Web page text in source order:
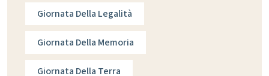
Giornata Della Legalità
Giornata Della Memoria
Giornata Della Terra